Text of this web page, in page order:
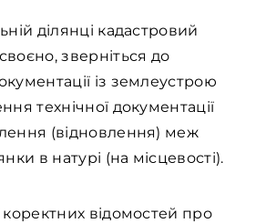
ділянці кадастровий
зверніться до
із землеустрою
технічної документації
(відновлення) меж
в натурі (на місцевості).
коректних відомостей про